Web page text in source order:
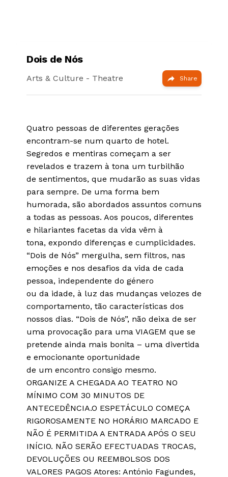
Dois de Nós
Arts & Culture - Theatre Share
Quatro pessoas de diferentes gerações
encontram-se num quarto de hotel.
Segredos e mentiras começam a ser
revelados e trazem à tona um turbilhão
de sentimentos, que mudarão as suas vidas
para sempre. De uma forma bem
humorada, são abordados assuntos comuns
a todas as pessoas. Aos poucos, diferentes
e hilariantes facetas da vida vêm à
tona, expondo diferenças e cumplicidades.
“Dois de Nós” mergulha, sem filtros, nas
emoções e nos desafios da vida de cada
pessoa, independente do género
ou da idade, à luz das mudanças velozes de
comportamento, tão características dos
nossos dias. “Dois de Nós”, não deixa de ser
uma provocação para uma VIAGEM que se
pretende ainda mais bonita – uma divertida
e emocionante oportunidade
de um encontro consigo mesmo.
ORGANIZE A CHEGADA AO TEATRO NO
MÍNIMO COM 30 MINUTOS DE
ANTECEDÊNCIA.O ESPETÁCULO COMEÇA
RIGOROSAMENTE NO HORÁRIO MARCADO E
NÃO É PERMITIDA A ENTRADA APÓS O SEU
INÍCIO. NÃO SERÃO EFECTUADAS TROCAS,
DEVOLUÇÕES OU REEMBOLSOS DOS
VALORES PAGOS Atores: António Fagundes,